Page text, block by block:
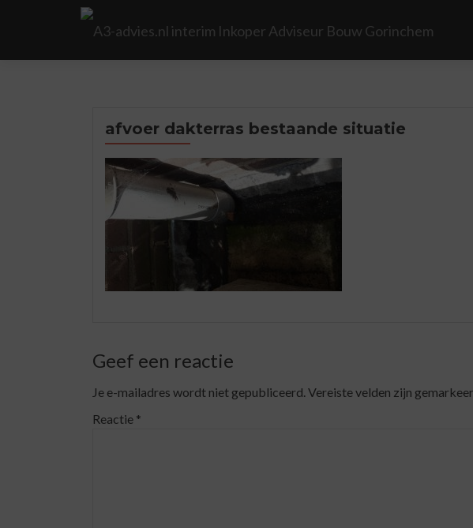
afvoer dakterras bestaande situatie
Geef een reactie
Je e-mailadres wordt niet gepubliceerd.Vereiste velden zijn
Reactie *